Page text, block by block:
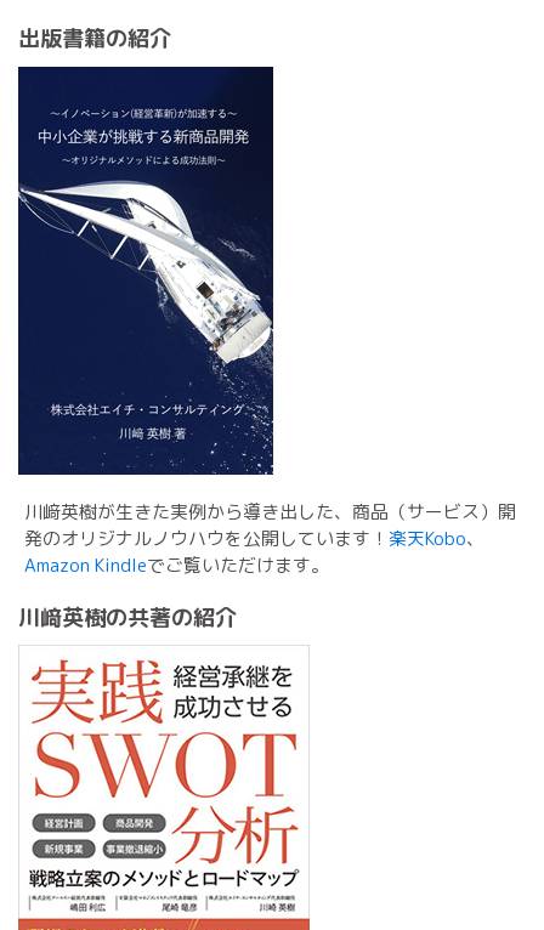
出版書籍の紹介
川﨑英樹が生きた実例から導き出した、商品（サービス）開
発のオリジナルノウハウを公開しています！ 楽天Kobo、
Amazon Kindleでご覧いただけます。
川﨑英樹の共著の紹介